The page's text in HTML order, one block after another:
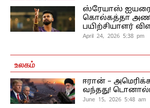
ஸ்ரேயாஸ் ஐயரை
கொல்கத்தா
பயிற்சியாளர்
April 24, 2026 5:38 pm
உலகம்
ஈரான் – அமெரிக்க
வந்தது! டொனால்ட்
June 15, 2026 5:48 am